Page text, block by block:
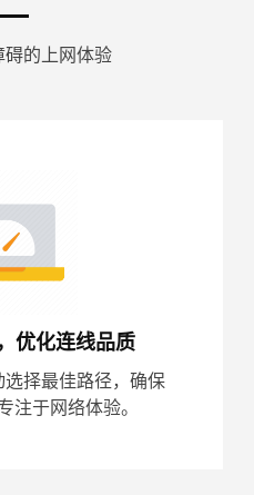
碍的上网体验
优化连线品质
择最佳路径，确保
注于网络体验。